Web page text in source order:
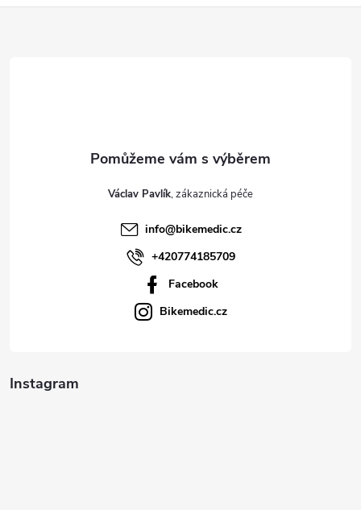
Václav Pavlík
info@bikemedic.cz
+420774185709
Facebook
Bikemedic.cz
Instagram